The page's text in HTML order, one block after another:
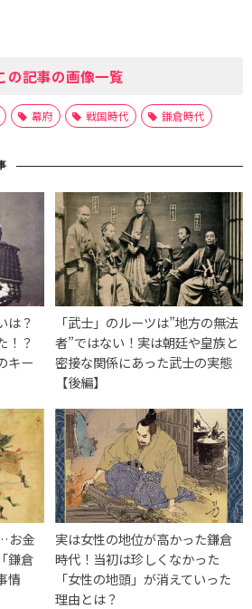
の記事の画像一覧
幕府 戦国時代 鎌倉時代
は？
！？
キー
「武士」のルーツは”地方の無法
者”ではない！実は朝廷や皇族と
密接な関係にあった武士の実態
【後編】
お金
鎌倉
情
実は女性の地位が高かった鎌倉
時代！当初は珍しくなかった
「女性の地頭」が消えていった
理由とは？